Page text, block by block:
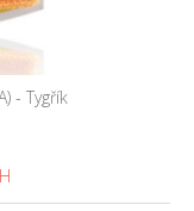
- Tygřík